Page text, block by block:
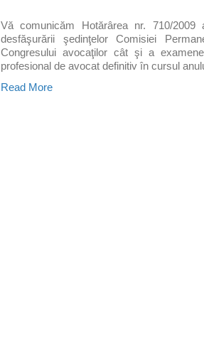
Vă comunicăm Hotărârea nr. 710/2009
desfăşurării şedinţelor Comisiei
Congresului avocaţilor cât şi a
profesional de avocat definitiv în cursul
Read More